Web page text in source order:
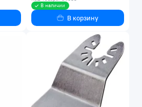
В наличии
В корзину